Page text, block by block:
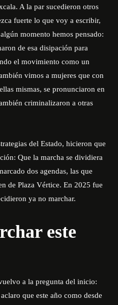
A la par sucedieron otros
fuerte lo que voy a escribir,
momento hemos pensado:
de esa disipación para
el movimiento como un
vimos a mujeres que con
mismas, se pronunciaron en
criminalizaron a otras
del Estado, hicieron que
Que la marcha se dividiera
dos agendas, las que
de Plaza Vértice. En 2025 fue
ya no marchar.
este
a la pregunta del inicio:
que este año como desde